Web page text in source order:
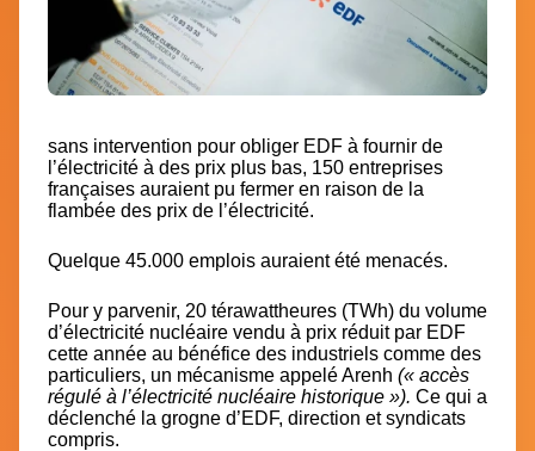
sans intervention pour obliger EDF à fournir de
l’électricité à des prix plus bas, 150 entreprises
françaises auraient pu fermer en raison de la
flambée des prix de l’électricité.
Quelque 45.000 emplois auraient été menacés.
Pour y parvenir, 20 térawattheures (TWh) du volume
d’électricité nucléaire vendu à prix réduit par EDF
cette année au bénéfice des industriels comme des
particuliers, un mécanisme appeléArenh (« accès
régulé à l’électricité nucléaire historique »). Ce qui a
déclenché la grogne d’EDF, direction et syndicats
compris.